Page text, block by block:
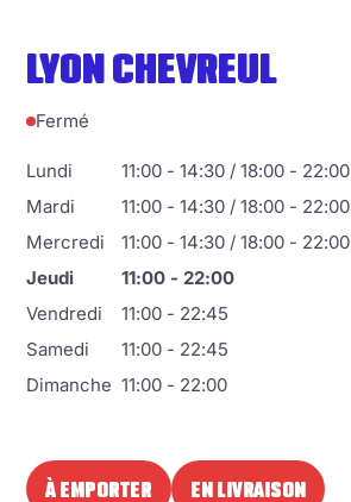
LYON CHEVREUL
À EMPORTER EN LIVRAISON
Fermé
Lundi
11:00 - 14:30 / 18:00 - 22:00
Mardi
11:00 - 14:30 / 18:00 - 22:00
Mercredi
11:00 - 14:30 / 18:00 - 22:00
Jeudi
11:00 - 22:00
Vendredi
11:00 - 22:45
Samedi
11:00 - 22:45
Dimanche 11:00 - 22:00